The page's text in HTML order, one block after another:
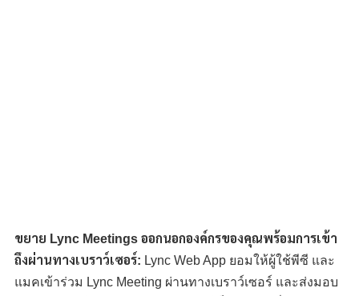
ขยาย Lync Meetings ออกนอกองค์กรของคุณพร้อมการเข้า
ถึงผ่านทางเบราว์เซอร์: Lync Web App ยอมให้ผู้ใช้พีซี และ
แมคเข้าร่วม Lync Meeting ผ่านทางเบราว์เซอร์ และส่งมอบ